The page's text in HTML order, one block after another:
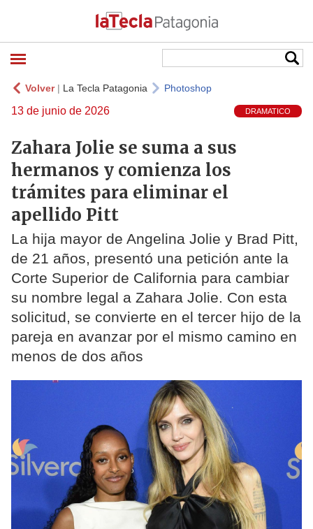
Volver| La Tecla Patagonia Photoshop
13 de junio de 2026 DRAMATICO
Zahara Jolie se suma a sus
hermanos y comienza los
trámites para eliminar el
apellido Pitt
La hija mayor de Angelina Jolie y Brad Pitt,
de 21 años, presentó una petición ante la
Corte Superior de California para cambiar
su nombre legal a Zahara Jolie. Con esta
solicitud, se convierte en el tercer hijo de la
pareja en avanzar por el mismo camino en
menos de dos años